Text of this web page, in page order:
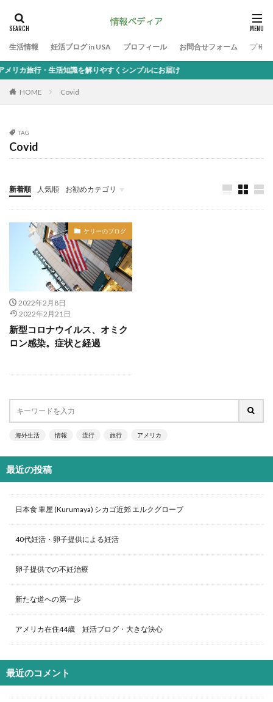
生活情報 妊活ブログ in USA プロフィール お問合せフォーム プラ
旅行・生活知識を解りやすくシンプルにお届け
HOME Covid
TAG
Covid
新着順 人気順 お勧めカテゴリ
生活情報
ケリーのブログ
2022年2月8日
2022年2月21日
新型コロナウイルス、オミク
ロン感染。症状と経過
海外生活 情報 流行 旅行 アメリカ
最近の投稿
日本食 車屋 (Kurumaya) シカゴ近郊 エルクグローブ
40代妊活・卵子提供による妊活
卵子提供での不妊治療
新たな道への第一歩
アメリカ在住44歳 妊活ブログ・大きな決心
最近のコメント